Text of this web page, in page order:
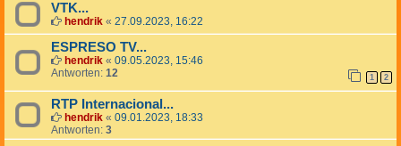
VTK...
hendrik « 27.09.2023, 16:22
ESPRESO TV...
hendrik « 09.05.2023, 15:46
Antworten: 12 1 2
RTP Internacional...
hendrik « 09.01.2023, 18:33
Antworten: 3